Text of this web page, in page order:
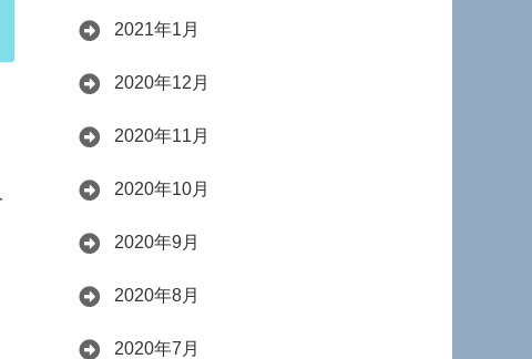
2021年1月
2020年12月
2020年11月
2020年10月
2020年9月
2020年8月
2020年7月